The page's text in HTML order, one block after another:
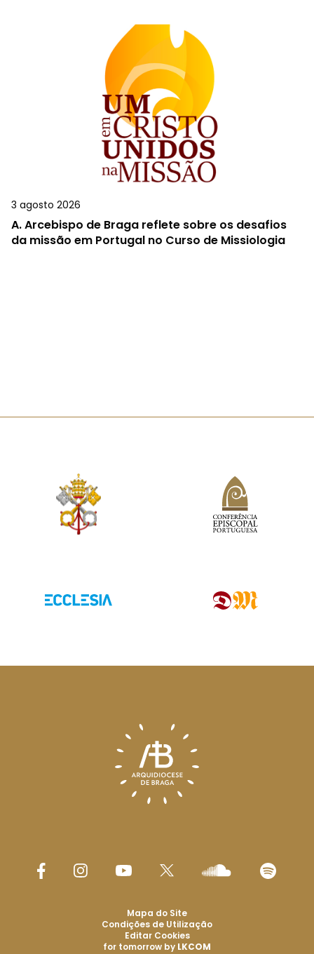
3 agosto 2026
A.Arcebispo de Braga reflete sobre os desafios
da missão em Portugal no Curso de Missiologia
Mapa do Site
Condições de Utilização
Editar Cookies
for tomorrow by LKCOM